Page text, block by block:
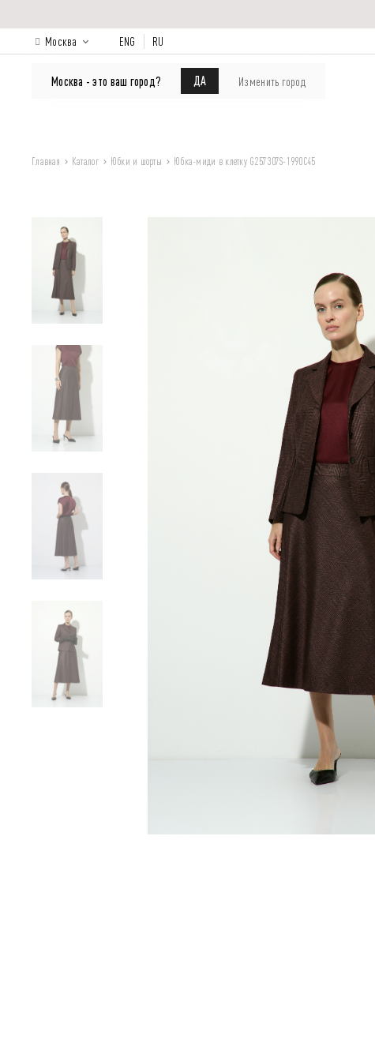
Москва
Москва - это ваш город? ДА Изменить город
ENG RU
КАТАЛОГ Лукбук О бренде
Главная Каталог Юбки и шорты Юбка-миди в клетку G257307S-1990C45